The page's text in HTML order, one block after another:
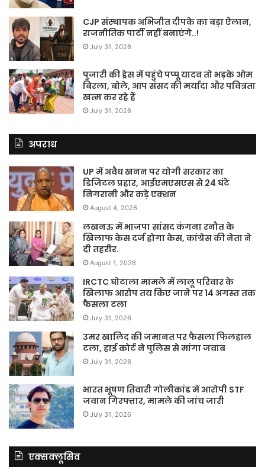
CJP संस्थापक अभिजीत दीपके का बड़ा ऐलान,
राजनीतिक पार्टी नहीं बनाएंगे..!
July 31, 2026
पुजारी की ड्रेस में पहुंचे पप्पू यादव तो भड़के ओम
बिरला, बोले, आप संसद की मर्यादा और पवित्रता
खत्म कर रहे हैं
July 31, 2026
अपराध
UP में अवैध खनन पर योगी सरकार का
डिजिटल प्रहार, आईएमएसएस से 24 घंटे
निगरानी और कड़े एक्शन
August 4, 2026
लखनऊ में भाजपा सांसद कंगना रनौत के
खिलाफ केस दर्ज होगा केस, कांग्रेस की नेता ने
दी तहरीर.
August 1, 2026
IRCTC घोटाला मामले में लालू परिवार के
खिलाफ आरोप तय किए जाने पर 14 अगस्त तक
फैसला टला
July 31, 2026
उमर खालिद की जमानत पर फैसला फिलहाल
टला, हाई कोर्ट ने पुलिस से मांगा जवाब
July 31, 2026
भारत भूषण तिवारी गोलीकांड में आरोपी STF
जवान गिरफ्तार, मामले की जांच जारी
July 31, 2026
एक्सक्लूसिव